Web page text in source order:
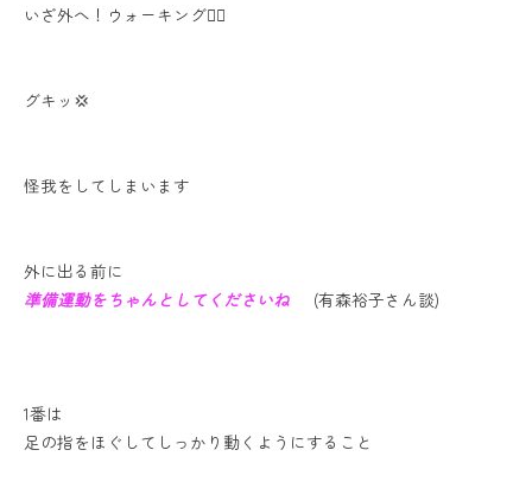
いざ外へ！ウォーキング🚶‍♀️
グキッ💢
怪我をしてしまいます
外に出る前に
準備運動をちゃんとしてくださいね (有森裕子さん談)
1番は
足の指をほぐしてしっかり動くようにすること